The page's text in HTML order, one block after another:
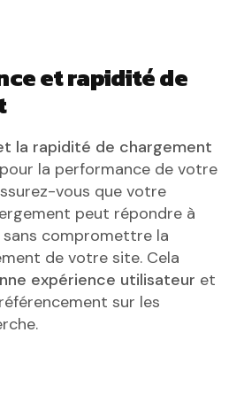
et rapidité de
la rapidité de chargement
la performance de votre
vous que votre
peut répondre à
compromettre la
de votre site. Cela
expérience utilisateur et
sur les